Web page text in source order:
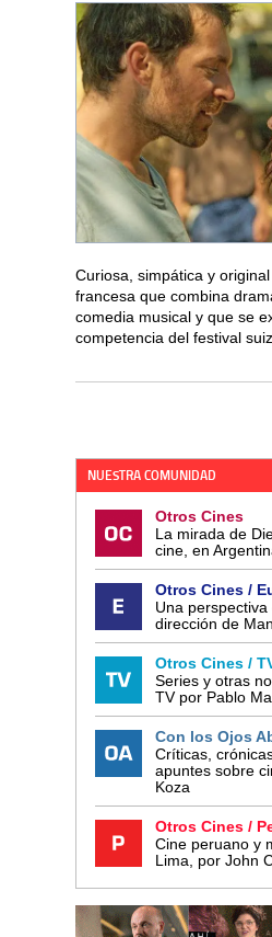
Curiosa, simpática y
francesa que combina
comedia musical y que se
competencia del festival
NUESTRA COMUNIDAD
Otros Cines
La mirada de
cine, en
Otros Cines /
Una
dirección de
Otros Cines /
Series y otras
TV por Pablo
Con los Ojos
Críticas,
apuntes sobre
Koza
Otros Cines /
Cine peruano y
Lima, por John